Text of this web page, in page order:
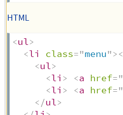
HTML
<ul>
<li class="menu"><
<ul>
<li > <a href="
<li > <a href="
</ul>